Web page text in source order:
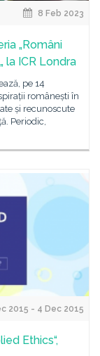
8 Feb 2023
„Români
la ICR Londra
pe 14
românești în
și recunoscute
Periodic,
2015 - 4 Dec 2015
Ethics“,